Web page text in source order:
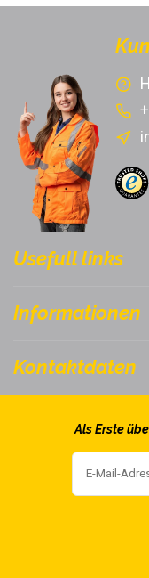
Usefull links
Informationen
Kontaktdaten
Als Erste